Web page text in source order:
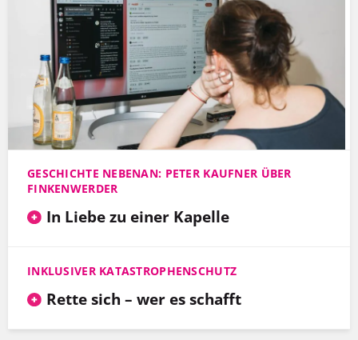
GESCHICHTE NEBENAN: PETER KAUFNER ÜBER
FINKENWERDER
In Liebe zu einer Kapelle
INKLUSIVER KATASTROPHENSCHUTZ
Rette sich – wer es schafft